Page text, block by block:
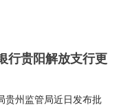
行贵阳解放支行更
贵州监管局近日发布批